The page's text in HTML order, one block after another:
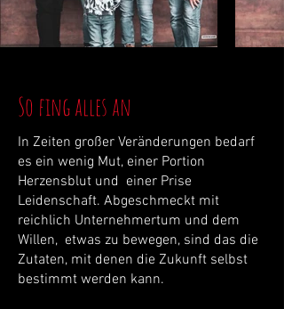
So fing alles an
In Zeiten großer Veränderungen bedarf
es ein wenig Mut, einer Portion
Herzensblut und einer Prise
Leidenschaft. Abgeschmeckt mit
reichlich Unternehmertum und dem
Willen, etwas zu bewegen, sind das die
Zutaten, mit denen die Zukunft selbst
bestimmt werden kann.